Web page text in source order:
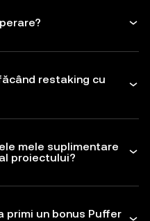
restaking cu
mele suplimentare
proiectului?
primi un bonus Puffer